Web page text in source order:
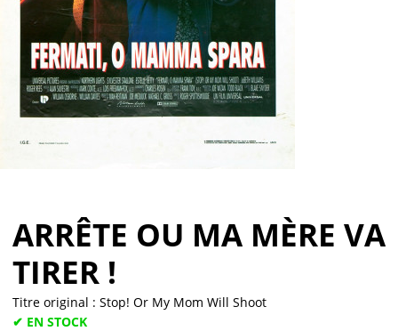
ARRÊTE OU MA MÈRE VA
TIRER !
Titre original : Stop! Or My Mom Will Shoot
✔ EN STOCK